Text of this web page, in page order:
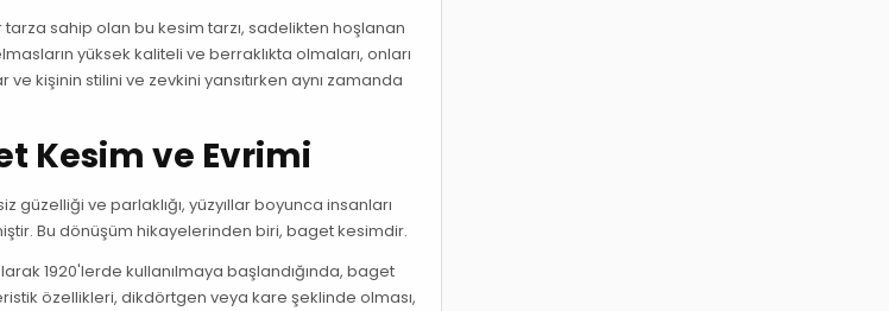
sahip olan bu kesim tarzı, sadelikten hoşlanan
yüksek kaliteli ve berraklıkta olmaları, onları
kişinin stilini ve zevkini yansıtırken aynı zamanda
Kesim ve Evrimi
ve parlaklığı, yüzyıllar boyunca insanları
Bu dönüşüm hikayelerinden biri, baget kesimdir.
1920'lerde kullanılmaya başlandığında, baget
özellikleri, dikdörtgen veya kare şeklinde olması,